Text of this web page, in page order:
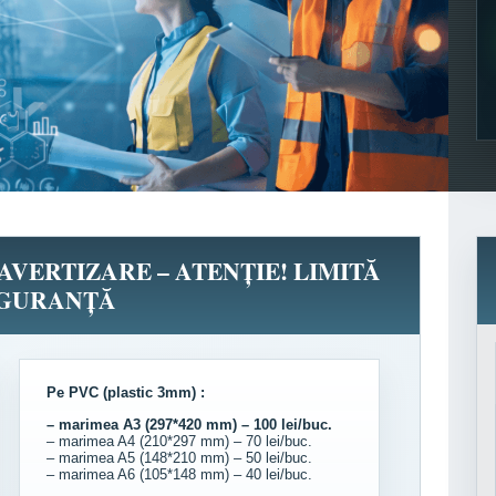
– ATENȚIE! LIMITĂ
Pe PVC (plastic 3mm) :
– marimea A3 (297*420 mm) – 100 lei/buc.
– marimea A4 (210*297 mm) – 70 lei/buc.
– marimea A5 (148*210 mm) – 50 lei/buc.
– marimea A6 (105*148 mm) – 40 lei/buc.